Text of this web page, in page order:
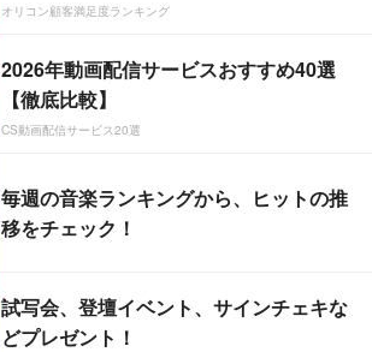
オリコン顧客満足度ランキング
2026年動画配信サービスおすすめ40選
【徹底比較】
CS動画配信サービス20選
毎週の音楽ランキングから、ヒットの推
移をチェック！
試写会、登壇イベント、サインチェキな
どプレゼント！